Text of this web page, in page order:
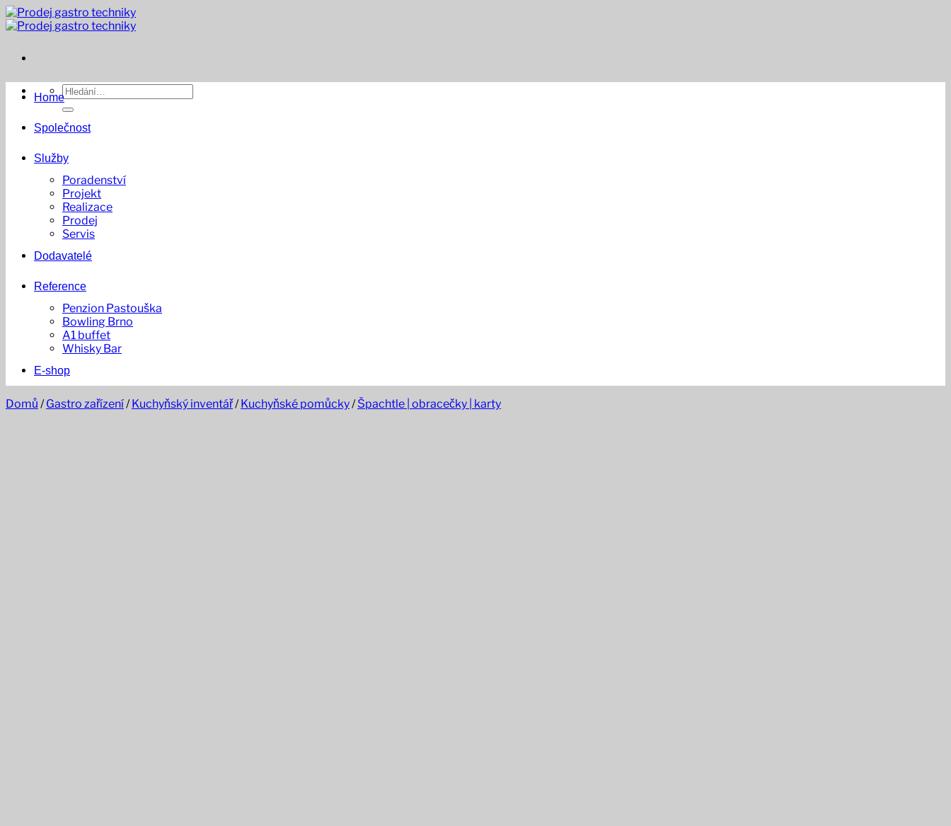
Přeskočit
na
Hledat:
Home
Společnost
Služby
Poradenství
Projekt
Realizace
Prodej
Servis
Dodavatelé
Reference
Penzion Pastouška
Bowling Brno
A1 buffet
Whisky Bar
E-shop
Domů / Gastro zařízení/ Kuchyňský inventář/ Kuchyňské pomůcky/ Špachtle | obracečky | karty